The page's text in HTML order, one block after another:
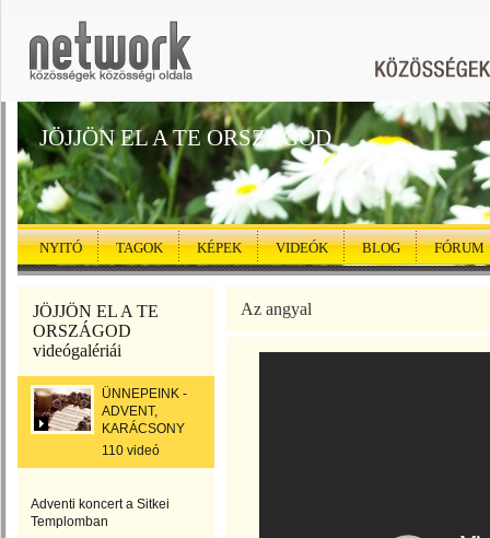
JÖJJÖN EL A TE ORSZÁGOD
NYITÓ TAGOK KÉPEK VIDEÓK BLOG FÓRUM
JÖJJÖN EL A TE
ORSZÁGOD
videógalériái
ÜNNEPEINK -
ADVENT,
KARÁCSONY
110 videó
Adventi koncert a Sitkei
Templomban
Az angyal